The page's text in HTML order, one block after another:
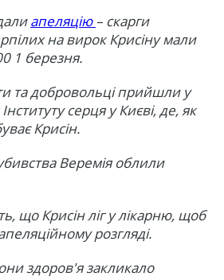
апеляцію– скарги
на вирок Крисіну мали
1 березня.
та добровольці прийшли у
серця у Києві, де, як
Крисін.
Веремія облили
що Крисін ліг у лікарню, щоб
розгляді.
здоров'я закликало